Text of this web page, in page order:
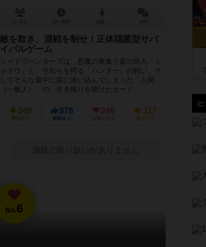
敵を欺き、混戦を制せ！正体隠匿型サバ
イバルゲーム
シャドウハンターズは、悪魔の巣食う森の住人「シ
ャドウ」と、それらを狩る「ハンター」の戦い、そ
してそんな最中に森に迷い込んでしまった「人間
（一般人）」の、生き残りを賭けたカード...
249
興味あり
878
経験あり
249
お気に入り
317
持ってる
No.6